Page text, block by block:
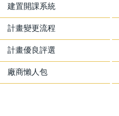
建置開課系統
計畫變更流程
計畫優良評選
廠商懶人包